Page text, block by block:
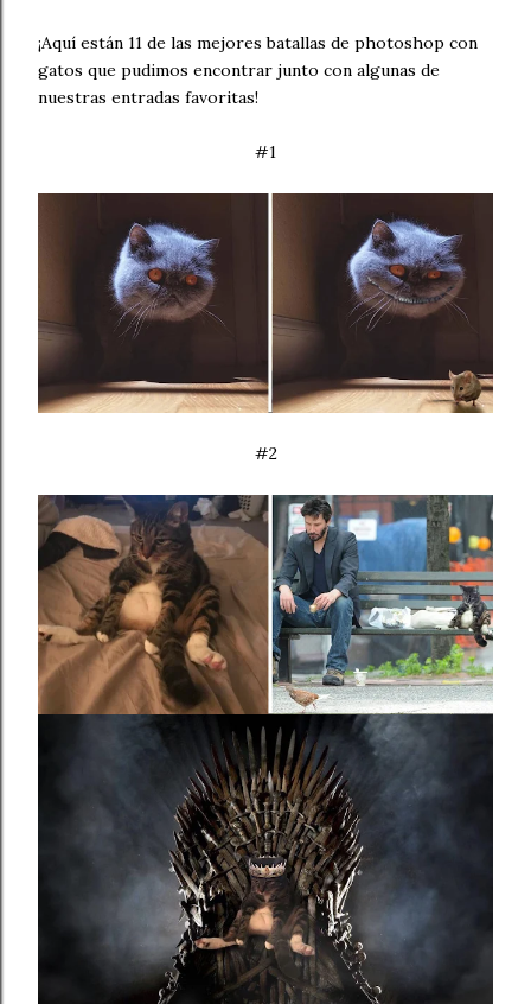
¡Aquí están 11 de las mejores batallas de photoshop con
gatos que pudimos encontrar junto con algunas de
nuestras entradas favoritas!
#1
#2